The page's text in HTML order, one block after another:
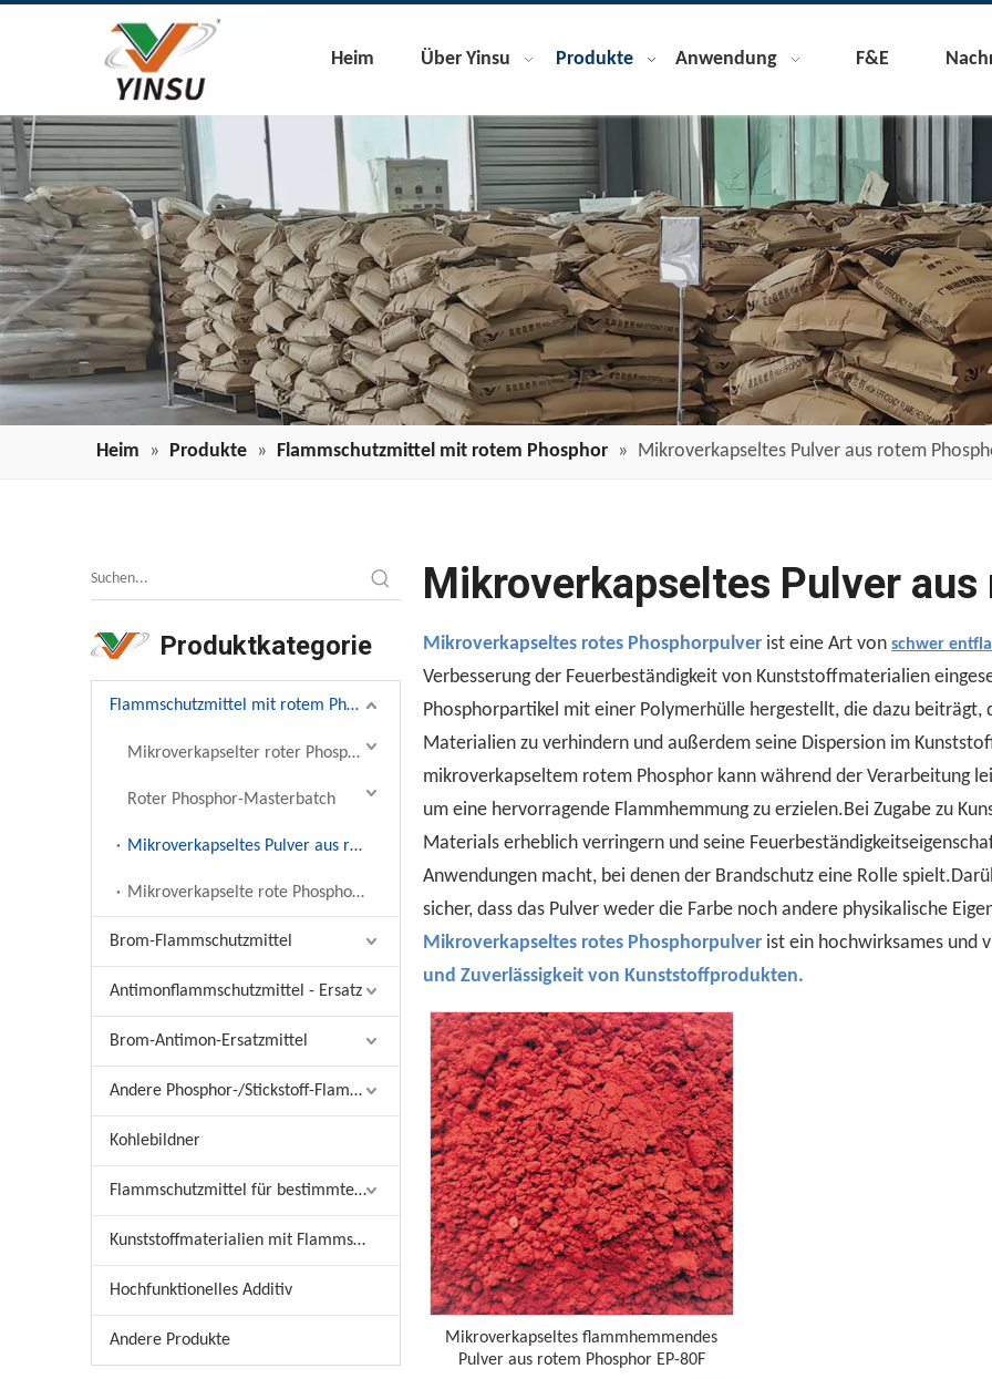
Heim Über Yinsu Produkte Anwendung F&E
Heim » Produkte » Flammschutzmittel mit rotem Phosphor » Mikroverkapseltes Pulver aus rotem
Produktkategorie
Flammschutzmittel mit rotem Phosphor
Mikroverkapselter roter Phosphor-Masterbatch
Roter Phosphor-Masterbatch
Mikroverkapseltes Pulver aus rotem Phosphor
Mikroverkapselte rote Phosphorpaste
Brom-Flammschutzmittel
Antimonflammschutzmittel - Ersatz
Brom-Antimon-Ersatzmittel
Andere Phosphor-/Stickstoff-Flammschutzmittel
Kohlebildner
Flammschutzmittel für bestimmte Materialien
Kunststoffmaterialien mit Flammschutzmittel
Hochfunktionelles Additiv
Andere Produkte
Anwendung von Draht- und Kabelflammschutzmitteln in der Branche
Mikroverkapseltes Pulver
Mikroverkapseltes rotes Phosphorpulver ist eine Art von schwer
Verbesserung der Feuerbeständigkeit von Kunststoffmaterialien
Phosphorpartikel mit einer Polymerhülle hergestellt, die dazu beiträgt,
Materialien zu verhindern und außerdem seine Dispersion im
mikroverkapseltem rotem Phosphor kann während der Verarbeitung
um eine hervorragende Flammhemmung zu erzielen.Bei Zugabe zu
Materials erheblich verringern und seine
Anwendungen macht, bei denen der Brandschutz eine Rolle
sicher, dass das Pulver weder die Farbe noch andere physikalische
Mikroverkapseltes rotes Phosphorpulver ist ein hochwirksames und
und Zuverlässigkeit von Kunststoffprodukten.
Mikroverkapseltes flammhemmendes
Pulver aus rotem Phosphor EP-80F